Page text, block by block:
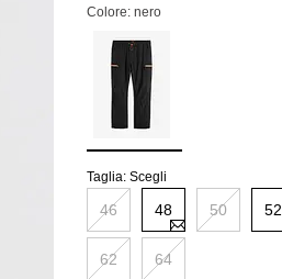
Colore: nero
Taglia:Scegli
46 48 50 52
62 64